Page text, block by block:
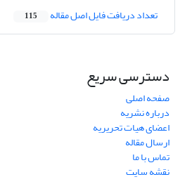
تعداد دریافت فایل اصل مقاله 115
دسترسی سریع
صفحه اصلی
درباره نشریه
اعضای هیات تحریریه
ارسال مقاله
تماس با ما
نقشه سایت